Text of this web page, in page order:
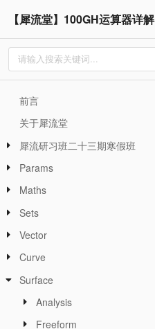
【犀流堂】100GH运算器详解
前言
关于犀流堂
犀流研习班二十三期寒假班
Params
Maths
Sets
Vector
Curve
Surface
Analysis
Freeform